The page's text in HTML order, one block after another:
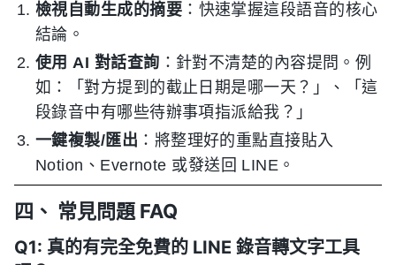
檢視自動生成的摘要 ：快速掌握這段語音的核心
結論。
使用 AI 對話查詢 ：針對不清楚的內容提問。例
如：「對方提到的截止日期是哪一天？」、「這
段錄音中有哪些待辦事項指派給我？」
一鍵複製/匯出 ：將整理好的重點直接貼入
Notion、Evernote 或發送回 LINE。
四、 常見問題 FAQ
Q1: 真的有完全免費的 LINE 錄音轉文字工具